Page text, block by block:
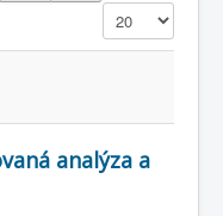
Zobrazit
analýza a